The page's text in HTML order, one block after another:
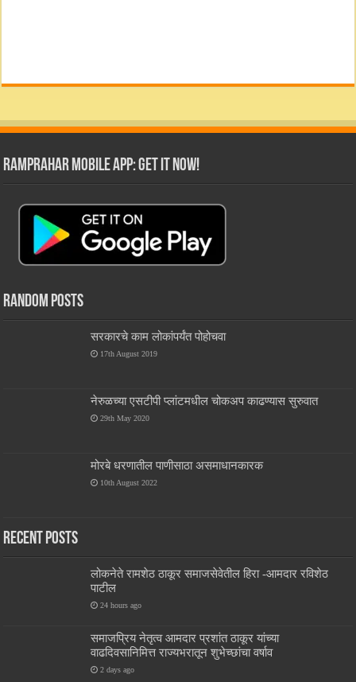
RamPrahar Mobile App: Get it Now!
Random Posts
सरकारचे काम लोकांपर्यंत पोहोचवा
17th August 2019
नेरुळच्या एसटीपी प्लांटमधील चोकअप काढण्यास सुरुवात
29th May 2020
मोरबे धरणातील पाणीसाठा असमाधानकारक
10th August 2022
Recent Posts
लोकनेते रामशेठ ठाकूर समाजसेवेतील हिरा -आमदार रविशेठ
पाटील
24 hours ago
समाजप्रिय नेतृत्व आमदार प्रशांत ठाकूर यांच्या
वाढदिवसानिमित्त राज्यभरातून शुभेच्छांचा वर्षाव
2 days ago